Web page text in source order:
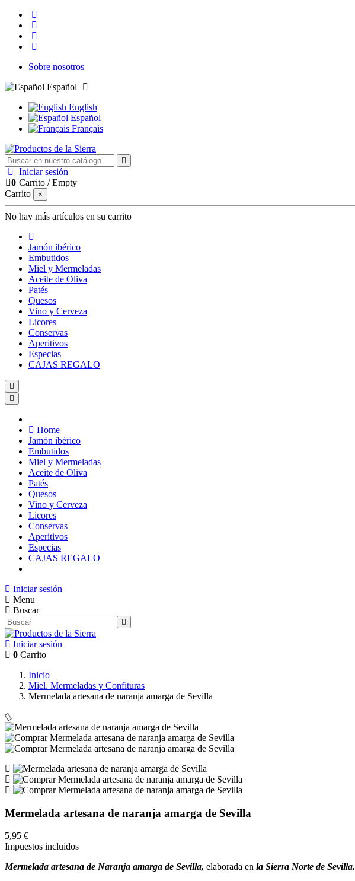
Sobre nosotros
Español
English
Español
Français
Iniciar sesión
0 Carrito /Empty
Carrito
×
No hay más artículos en su carrito
Jamón ibérico
Embutidos
Miel y Mermeladas
Aceite de Oliva
Patés
Quesos
Vino y Cerveza
Licores
Conservas
Aperitivos
Especias
CAJAS REGALO
Home
Jamón ibérico
Embutidos
Miel y Mermeladas
Aceite de Oliva
Patés
Quesos
Vino y Cerveza
Licores
Conservas
Aperitivos
Especias
CAJAS REGALO
Iniciar sesión
Menu
Buscar
Iniciar sesión
0 Carrito
Inicio
Miel. Mermeladas y Confituras
Mermelada artesana de naranja amarga de Sevilla
Mermelada artesana de naranja amarga de Sevilla
5,95 €
Impuestos incluidos
Mermelada artesana de Naranja amarga de Sevilla, elaborada en la Sierra Norte de Sevilla.